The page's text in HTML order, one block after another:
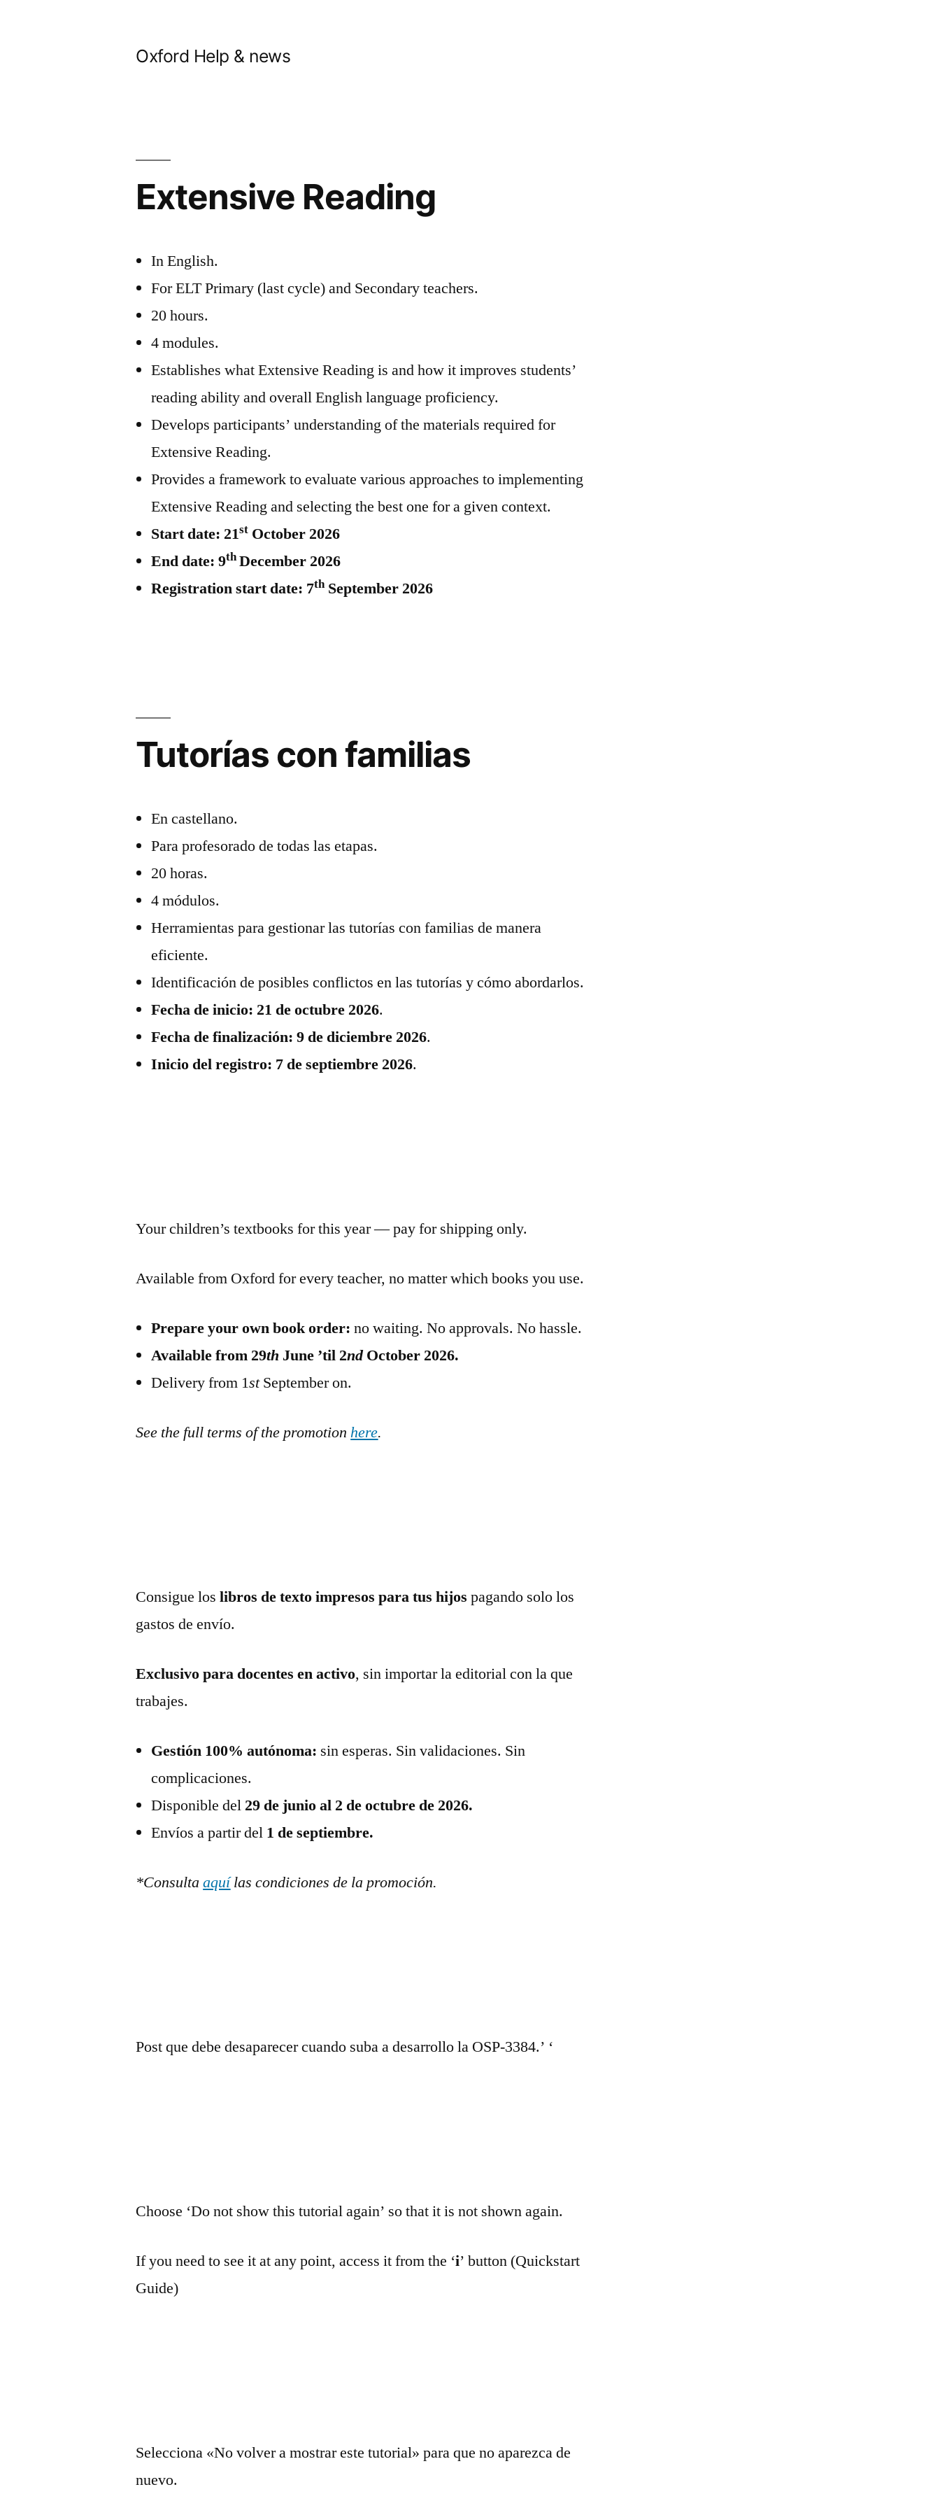
Oxford Help & news
Extensive Reading
In English.
For ELT Primary (last cycle) and Secondary teachers.
20 hours.
4 modules.
Establishes what Extensive Reading is and how it improves students’
reading ability and overall English language proficiency.
Develops participants’ understanding of the materials required for
Extensive Reading.
Provides a framework to evaluate various approaches to implementing
Extensive Reading and selecting the best one for a given context.
Start date: 21st October 2026
End date: 9thDecember 2026
Registration start date: 7thSeptember 2026
Tutorías con familias
En castellano.
Para profesorado de todas las etapas.
20 horas.
4 módulos.
Herramientas para gestionar las tutorías con familias de manera
eficiente.
Identificación de posibles conflictos en las tutorías y cómo abordarlos.
Fecha de inicio: 21 de octubre 2026.
Fecha de finalización: 9 de diciembre 2026.
Inicio del registro: 7 de septiembre 2026.
Your children’s textbooks for this year — pay for shipping only.
Available from Oxford for every teacher, no matter which books you use.
Prepare your own book order:no waiting. No approvals. No hassle.
Available from 29th June ’til 2ndOctober 2026.
Delivery from 1stSeptember on.
See the full terms of the promotionhere.
Consigue loslibros de texto impresos para tus hijos pagando solo los
gastos de envío.
Exclusivo para docentes en activo, sin importar la editorial con la que
trabajes.
Gestión 100% autónoma: sin esperas. Sin validaciones. Sin
complicaciones.
Disponible del 29 de junio al 2 de octubre de 2026.
Envíos a partir del 1 de septiembre.
*Consultaaquílas condiciones de la promoción.
Post que debe desaparecer cuando suba a desarrollo la OSP-3384.’ ‘
Choose ‘Do not show this tutorial again’ so that it is not shown again.
If you need to see it at any point, access it from the ‘i’ button (Quickstart
Guide)
Selecciona «No volver a mostrar este tutorial» para que no aparezca de
nuevo.